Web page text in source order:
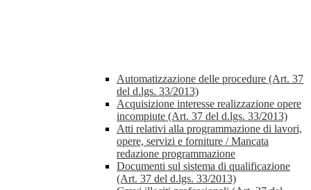
Automatizzazione delle procedure (Art. 37
del d.lgs. 33/2013)
Acquisizione interesse realizzazione opere
incompiute (Art. 37 del d.lgs. 33/2013)
Atti relativi alla programmazione di lavori,
opere, servizi e forniture / Mancata
redazione programmazione
Documenti sul sistema di qualificazione
(Art. 37 del d.lgs. 33/2013)